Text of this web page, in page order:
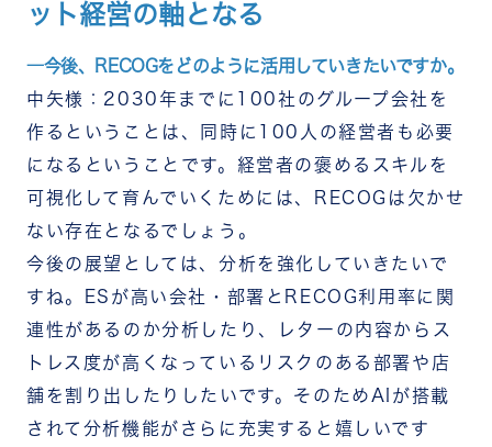
ット経営の軸となる
―今後、RECOGをどのように活用していきたいですか。
中矢様：2030年までに100社のグループ会社を
作るということは、同時に100人の経営者も必要
になるということです。経営者の褒めるスキルを
可視化して育んでいくためには、RECOGは欠かせ
ない存在となるでしょう。
今後の展望としては、分析を強化していきたいで
すね。ESが高い会社・部署とRECOG利用率に関
連性があるのか分析したり、レターの内容からス
トレス度が高くなっているリスクのある部署や店
舗を割り出したりしたいです。そのためAIが搭載
されて分析機能がさらに充実すると嬉しいです